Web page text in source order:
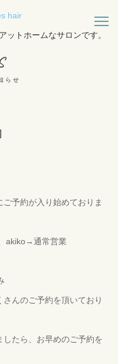
らせ
予約が入り始めておりま
akiko→通常営業
んのご予約を頂いており
たら、お早めのご予約を